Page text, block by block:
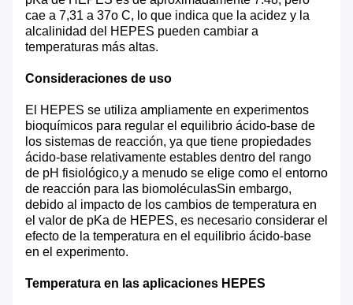
cae a 7,31 a 37o C, lo que indica que la acidez y la
alcalinidad del HEPES pueden cambiar a
temperaturas más altas.
Consideraciones de uso
El HEPES se utiliza ampliamente en experimentos
bioquímicos para regular el equilibrio ácido-base de
los sistemas de reacción, ya que tiene propiedades
ácido-base relativamente estables dentro del rango
de pH fisiológico,y a menudo se elige como el entorno
de reacción para las biomoléculasSin embargo,
debido al impacto de los cambios de temperatura en
el valor de pKa de HEPES, es necesario considerar el
efecto de la temperatura en el equilibrio ácido-base
en el experimento.
Temperatura en las aplicaciones HEPES